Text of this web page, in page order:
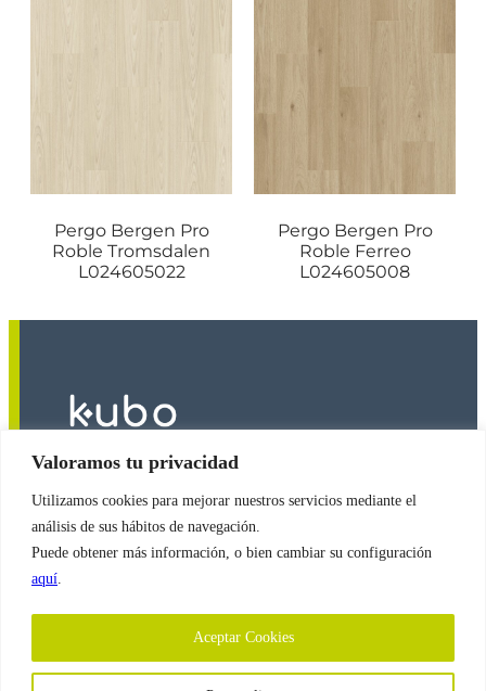
Valoramos tu privacidad
Utilizamos cookies para mejorar nuestros servicios mediante el
análisis de sus hábitos de navegación.
Puede obtener más información, o bien cambiar su configuración
aquí
Aceptar Cookies
Pergo Bergen Pro
Roble Tromsdalen
L024605022
Pergo Bergen Pro
Roble Ferreo
L024605008
2026
© Copyright
Revestimientos Kubo S.A.
Política de Cookies
Política de Protección de Datos